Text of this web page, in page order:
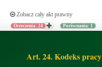
Zobacz cały akt prawny
Orzeczenia: 24 Porównania: 1
Art. 24. Kodeks pracy